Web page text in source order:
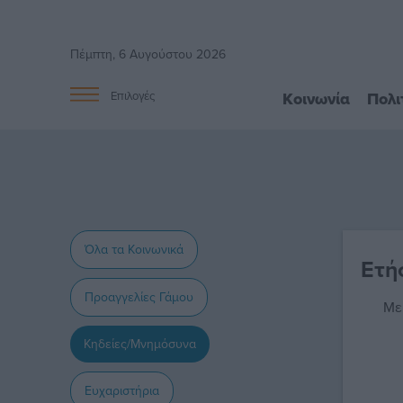
Πέμπτη, 6 Αυγούστου 2026
Επιλογές Κοινωνία
Με
Όλα τα Κοινωνικά
Προαγγελίες Γάμου
Κηδείες/Μνημόσυνα
Ευχαριστήρια